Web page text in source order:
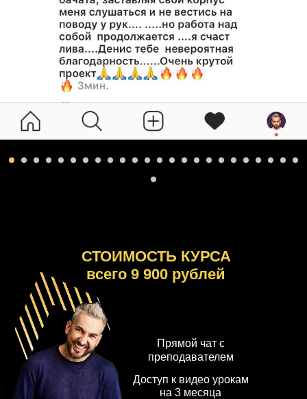
СТОИМОСТЬ КУРСА
всего 9 900 рублей
Прямой чат с
преподавателем
Доступ к видео урокам
на 3 месяца